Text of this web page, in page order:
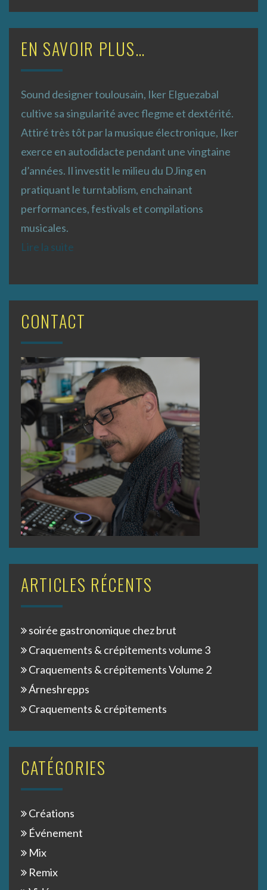
EN SAVOIR PLUS…
Sound designer toulousain, Iker Elguezabal
cultive sa singularité avec flegme et dextérité.
Attiré très tôt par la musique électronique, Iker
exerce en autodidacte pendant une vingtaine
d’années. Il investit le milieu du DJing en
pratiquant le turntablism, enchainant
performances, festivals et compilations
musicales.
Lire la suite
CONTACT
ARTICLES RÉCENTS
soirée gastronomique chez brut
Craquements & crépitements volume 3
Craquements & crépitements Volume 2
Árneshrepps
Craquements & crépitements
CATÉGORIES
Créations
Événement
Mix
Remix